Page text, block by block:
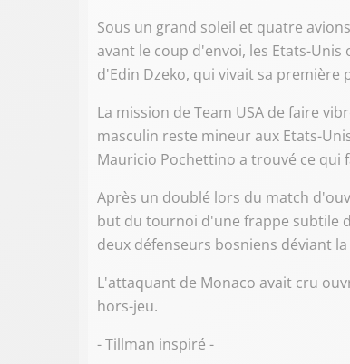
Sous un grand soleil et quatre
avant le coup d'envoi, les Etats-
d'Edin Dzeko, qui vivait sa
La mission de Team USA de faire
masculin reste mineur aux Etats-
Mauricio Pochettino a trouvé ce
Après un doublé lors du match
but du tournoi d'une frappe subtile
deux défenseurs bosniens déviant
L'attaquant de Monaco avait cru
hors-jeu.
- Tillman inspiré -